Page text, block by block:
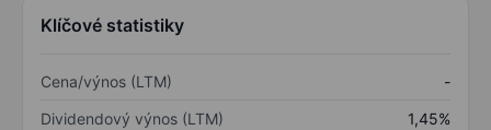
Klíčové statistiky
Cena/výnos (LTM)
-
Dividendový výnos (LTM)
1,45%